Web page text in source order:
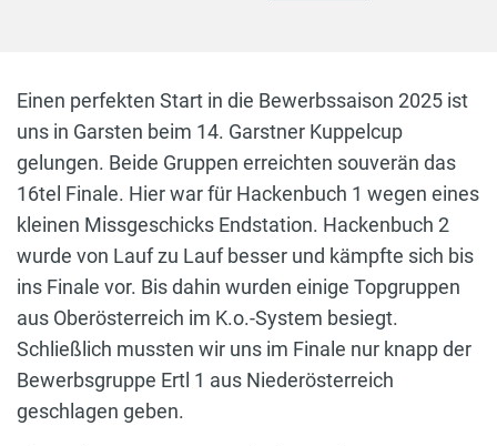
Einen perfekten Start in die Bewerbssaison 2025 ist
uns in Garsten beim 14. Garstner Kuppelcup
gelungen. Beide Gruppen erreichten souverän das
16tel Finale. Hier war für Hackenbuch 1 wegen eines
kleinen Missgeschicks Endstation. Hackenbuch 2
wurde von Lauf zu Lauf besser und kämpfte sich bis
ins Finale vor. Bis dahin wurden einige Topgruppen
aus Oberösterreich im K.o.-System besiegt.
Schließlich mussten wir uns im Finale nur knapp der
Bewerbsgruppe Ertl 1 aus Niederösterreich
geschlagen geben.